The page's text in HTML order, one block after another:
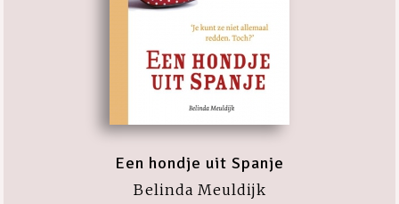
Een hondje uit Spanje
Belinda Meuldijk